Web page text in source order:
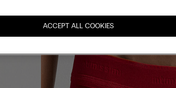
ACCEPT ALL COOKIES